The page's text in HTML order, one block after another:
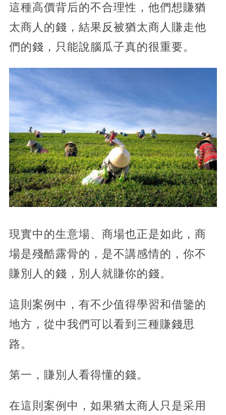
這種高價背后的不合理性，他們想賺猶
太商人的錢，結果反被猶太商人賺走他
們的錢，只能說腦瓜子真的很重要。
現實中的生意場、商場也正是如此，商
場是殘酷露骨的，是不講感情的，你不
賺別人的錢，別人就賺你的錢。
這則案例中，有不少值得學習和借鑒的
地方，從中我們可以看到三種賺錢思
路。
第一，賺別人看得懂的錢。
在這則案例中，如果猶太商人只是采用